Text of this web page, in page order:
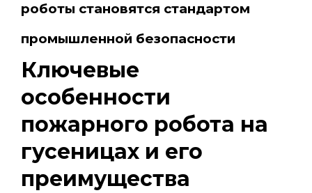
роботы становятся стандартом
промышленной безопасности
Ключевые
особенности
пожарного робота на
гусеницах и его
преимущества